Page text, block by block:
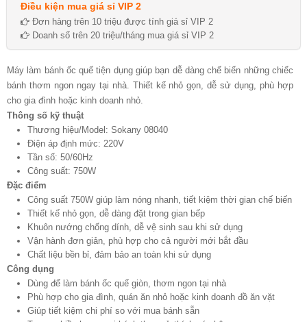
Điều kiện mua giá sỉ VIP 2
Đơn hàng trên 10 triệu được tính giá sỉ VIP 2
Doanh số trên 20 triệu/tháng mua giá sỉ VIP 2
Máy làm bánh ốc quế tiện dụng giúp bạn dễ dàng chế biến những chiếc
bánh thơm ngon ngay tại nhà. Thiết kế nhỏ gọn, dễ sử dụng, phù hợp
cho gia đình hoặc kinh doanh nhỏ.
Thông số kỹ thuật
Thương hiệu/Model: Sokany 08040
Điện áp định mức: 220V
Tần số: 50/60Hz
Công suất: 750W
Đặc điểm
Công suất 750W giúp làm nóng nhanh, tiết kiệm thời gian chế biến
Thiết kế nhỏ gọn, dễ dàng đặt trong gian bếp
Khuôn nướng chống dính, dễ vệ sinh sau khi sử dụng
Vận hành đơn giản, phù hợp cho cả người mới bắt đầu
Chất liệu bền bỉ, đảm bảo an toàn khi sử dụng
Công dụng
Dùng để làm bánh ốc quế giòn, thơm ngon tại nhà
Phù hợp cho gia đình, quán ăn nhỏ hoặc kinh doanh đồ ăn vặt
Giúp tiết kiệm chi phí so với mua bánh sẵn